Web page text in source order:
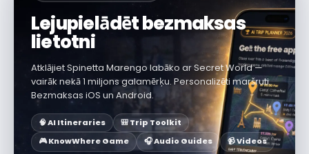
Lejupielādēt bezmaksas
lietotni
Atklājiet Spinetta Marengo labāko ar Secret World —
vairāk nekā 1 miljons galamērķu. Personalizēti maršruti.
Bezmaksas iOS un Android.
🧠 AI Itineraries
🎒 Trip Toolkit
🎮 KnowWhere Game
🎧 Audio Guides 📹 Videos